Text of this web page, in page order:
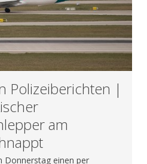
Polizeiberichten |
am
Donnerstag einen per